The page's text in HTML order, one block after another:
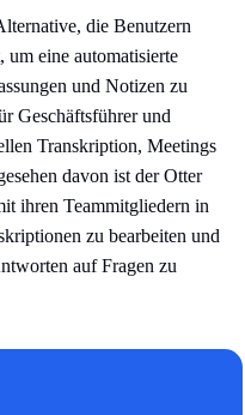
die Benutzern
eine automatisierte
und Notizen zu
Geschäftsführer und
Transkription, Meetings
davon ist der Otter
ihren Teammitgliedern in
zu bearbeiten und
auf Fragen zu